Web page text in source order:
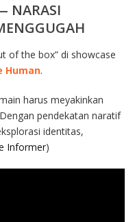
NARASI
of the box” di showcase
Human.
harus meyakinkan
pendekatan naratif
identitas,
Informer)